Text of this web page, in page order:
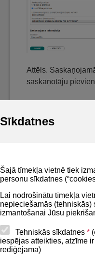
Sīkdatnes
Šajā tīmekļa vietnē tiek
personu sīkdatnes
Lai nodrošinātu tīmekļa
nepieciešamās (tehniskās)
izmantošanai Jūsu
Tehniskās sīkdatnes *
iespējas atteikties, atzīme
rediģējama)
Attēls.
saskaņotāju